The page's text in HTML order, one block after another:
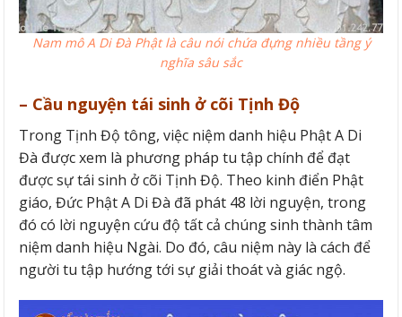
Nam mô A Di Đà Phật là câu nói chứa đựng nhiều tầng ý
nghĩa sâu sắc
– Cầu nguyện tái sinh ở cõi Tịnh Độ
Trong Tịnh Độ tông, việc niệm danh hiệu Phật A Di
Đà được xem là phương pháp tu tập chính để đạt
được sự tái sinh ở cõi Tịnh Độ. Theo kinh điển Phật
giáo, Đức Phật A Di Đà đã phát 48 lời nguyện, trong
đó có lời nguyện cứu độ tất cả chúng sinh thành tâm
niệm danh hiệu Ngài. Do đó, câu niệm này là cách để
người tu tập hướng tới sự giải thoát và giác ngộ.